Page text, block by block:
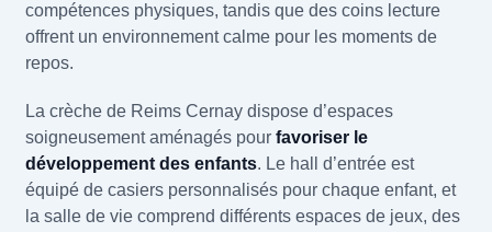
compétences physiques, tandis que des coins lecture
offrent un environnement calme pour les moments de
repos.
La crèche de Reims Cernay dispose d’espaces
soigneusement aménagés pour favoriser le
développement des enfants. Le hall d’entrée est
équipé de casiers personnalisés pour chaque enfant, et
la salle de vie comprend différents espaces de jeux, des